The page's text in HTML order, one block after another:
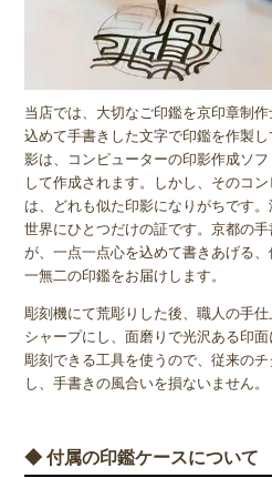
当店では、大切なご印鑑を京印章制
込めて手書きした文字で印鑑を作製
影は、コンピューターの印影作成ソ
して作成されます。しかし、そのコ
は、どれも似た印影になりがちです
世界にひとつだけの証です。京都
が、一点一点心を込めて書きあげる
一無二の印鑑をお届けします。
彫刻機にて荒彫りした後、職人の手
シャープにし、面磨りで光沢ある印
彫刻できる工具を使うので、従来の
し、手書きの風合いを損ないません。
◆ 付属の印鑑ケースについて